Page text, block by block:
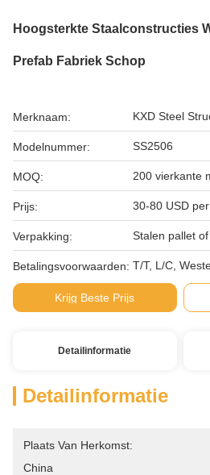
Hoogsterkte Staalconstructies
Prefab Fabriek Schop
Merknaam: KXD Steel
Modelnummer: SS2506
MOQ: 200 vierkante
Prijs: 30-80 USD
Verpakking: Stalen pallet
Betalingsvoorwaarden: T/T, L/C,
Krijg Beste Prijs
Detailinformatie
Detailinformatie
Plaats Van Herkomst:
China